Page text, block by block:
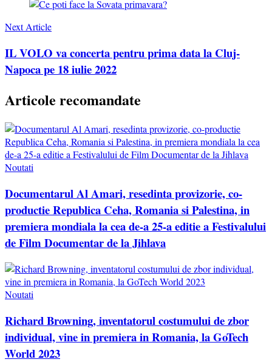
Next Article
IL VOLO va concerta pentru prima data la Cluj-
Napoca pe 18 iulie 2022
Articole recomandate
Noutati
Documentarul Al Amari, resedinta provizorie, co-
productie Republica Ceha, Romania si Palestina, in
premiera mondiala la cea de-a 25-a editie a Festivalului
de Film Documentar de la Jihlava
Noutati
Richard Browning, inventatorul costumului de zbor
individual, vine in premiera in Romania, la GoTech
World 2023